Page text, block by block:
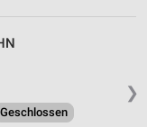
❯
Geschlossen